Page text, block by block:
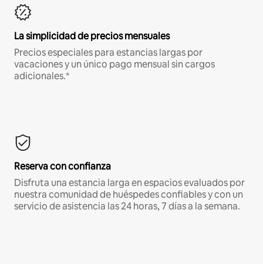
La simplicidad de precios mensuales
Precios especiales para estancias largas por
vacaciones y un único pago mensual sin cargos
adicionales.*
Reserva con confianza
Disfruta una estancia larga en espacios evaluados por
nuestra comunidad de huéspedes confiables y con un
servicio de asistencia las 24 horas, 7 días a la semana.